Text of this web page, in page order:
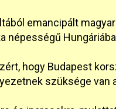
emancipált
népességű
hogy Budapest
szüksége van